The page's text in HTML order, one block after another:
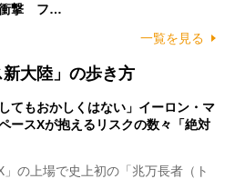
衝撃 フ…
一覧を見る
大陸」の歩き方
してもおかしくはない」イーロン・マ
ースXが抱えるリスクの数々「絶対
の上場で史上初の「兆万長者（ト